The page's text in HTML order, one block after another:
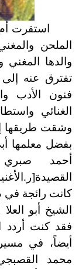
الملحن
والدها المغني
تفترق عنه
فنون الأدب
الغنائي
وشقت طريقها
بفضل معلمها
أحمد صبري
كانت رائجة في
الشيخ أبو
فقد كنت أردد
أيضاً، في
محمد